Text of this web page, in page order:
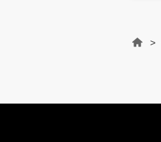
>